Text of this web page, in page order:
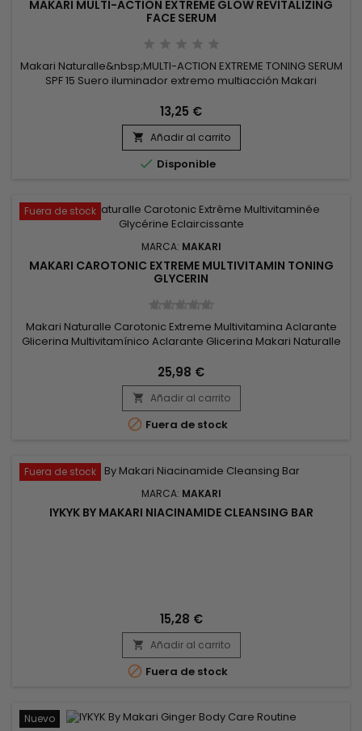
MAKARI MULTI-ACTION EXTREME GLOW REVITALIZING
FACE SERUM
Makari Naturalle&nbsp;MULTI-ACTION EXTREME TONING SERUM
SPF 15 Suero iluminador extremo multiacción Makari
dulces para aportar nutrición, hidratación y luminosidad al
cutis mientras elimina las antiestéticas manchas del rostro.
13,25 €
 Añadir al carrito
 Disponible
Fuera de stock
MARCA: MAKARI
MAKARI CAROTONIC EXTREME MULTIVITAMIN TONING
GLYCERIN
Makari Naturalle Carotonic Extreme Multivitamina Aclarante
Glicerina Multivitamínico Aclarante Glicerina Makari Naturalle
Ayuda a nutrir, hidratar e igualar la piel. Aporta luminosidad y
suaviza la piel. Recomendado en droguerías y consultorios
dermatológicos, el resultado es una piel clara,...
25,98 €
 Añadir al carrito
 Fuera de stock
Fuera de stock
MARCA: MAKARI
IYKYK BY MAKARI NIACINAMIDE CLEANSING BAR
15,28 €
 Añadir al carrito
 Fuera de stock
Nuevo